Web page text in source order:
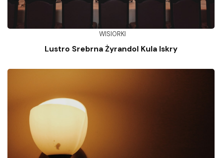
WISIORKI
Lustro Srebrna Żyrandol Kula Iskry